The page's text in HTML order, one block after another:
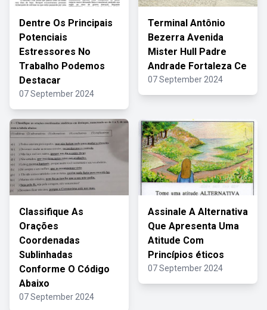
Dentre Os Principais
Potenciais
Estressores No
Trabalho Podemos
Destacar
07 September 2024
Terminal Antônio
Bezerra Avenida
Mister Hull Padre
Andrade Fortaleza Ce
07 September 2024
Classifique As
Orações
Coordenadas
Sublinhadas
Conforme O Código
Abaixo
07 September 2024
Assinale A Alternativa
Que Apresenta Uma
Atitude Com
Princípios éticos
07 September 2024